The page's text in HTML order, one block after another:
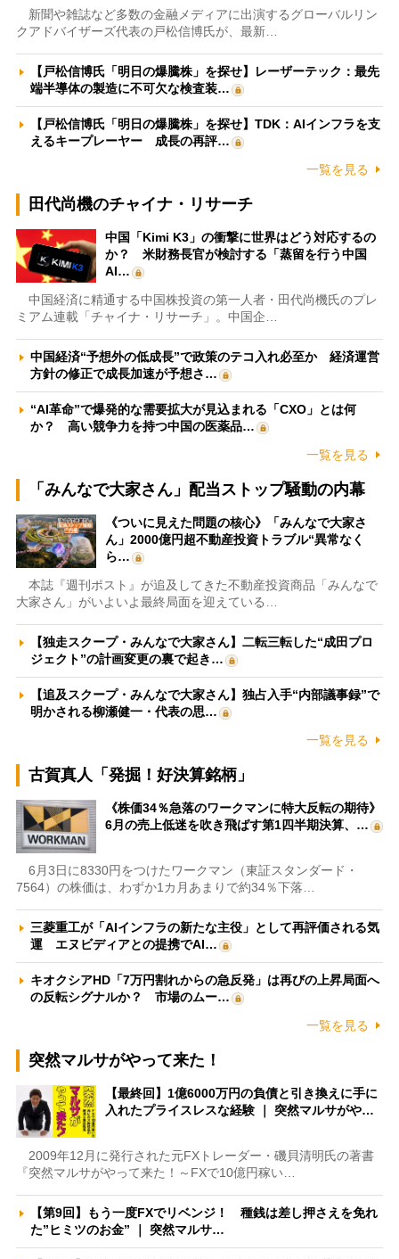
新聞や雑誌など多数の金融メディアに出演するグローバルリン
クアドバイザーズ代表の戸松信博氏が、最新…
【戸松信博氏「明日の爆騰株」を探せ】レーザーテック：最先
端半導体の製造に不可欠な検査装…
【戸松信博氏「明日の爆騰株」を探せ】TDK：AIインフラを支
えるキープレーヤー 成長の再評…
一覧を見る
田代尚機のチャイナ・リサーチ
中国「Kimi K3」の衝撃に世界はどう対応するの
か？ 米財務長官が検討する「蒸留を行う中国
AI…
中国経済に精通する中国株投資の第一人者・田代尚機氏のプレ
ミアム連載「チャイナ・リサーチ」。中国企…
中国経済“予想外の低成長”で政策のテコ入れ必至か 経済運営
方針の修正で成長加速が予想さ…
“AI革命”で爆発的な需要拡大が見込まれる「CXO」とは何
か？ 高い競争力を持つ中国の医薬品…
一覧を見る
「みんなで大家さん」配当ストップ騒動の内幕
《ついに見えた問題の核心》「みんなで大家さ
ん」2000億円超不動産投資トラブル“異常なく
ら…
本誌『週刊ポスト』が追及してきた不動産投資商品「みんなで
大家さん」がいよいよ最終局面を迎えている…
【独走スクープ・みんなで大家さん】二転三転した“成田プロ
ジェクト”の計画変更の裏で起き…
【追及スクープ・みんなで大家さん】独占入手“内部議事録”で
明かされる柳瀬健一・代表の思…
一覧を見る
古賀真人「発掘！好決算銘柄」
《株価34％急落のワークマンに特大反転の期待》
6月の売上低迷を吹き飛ばす第1四半期決算、…
6月3日に8330円をつけたワークマン（東証スタンダード・
7564）の株価は、わずか1カ月あまりで約34％下落…
三菱重工が「AIインフラの新たな主役」として再評価される気
運 エヌビディアとの提携でAI…
キオクシアHD「7万円割れからの急反発」は再びの上昇局面へ
の反転シグナルか？ 市場のムー…
一覧を見る
突然マルサがやって来た！
【最終回】1億6000万円の負債と引き換えに手に
入れたプライスレスな経験 ｜ 突然マルサがや…
2009年12月に発行された元FXトレーダー・磯貝清明氏の著書
『突然マルサがやって来た！～FXで10億円稼い…
【第9回】もう一度FXでリベンジ！ 種銭は差し押さえを免れ
た”ヒミツのお金” ｜ 突然マルサ…